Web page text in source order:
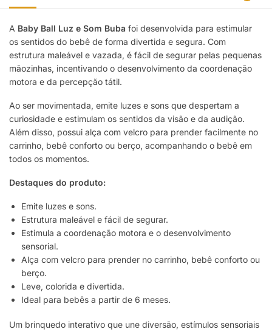
A Baby Ball Luz e Som Buba foi desenvolvida para estimular
os sentidos do bebê de forma divertida e segura. Com
estrutura maleável e vazada, é fácil de segurar pelas pequenas
mãozinhas, incentivando o desenvolvimento da coordenação
motora e da percepção tátil.
Ao ser movimentada, emite luzes e sons que despertam a
curiosidade e estimulam os sentidos da visão e da audição.
Além disso, possui alça com velcro para prender facilmente no
carrinho, bebê conforto ou berço, acompanhando o bebê em
todos os momentos.
Destaques do produto:
Emite luzes e sons.
Estrutura maleável e fácil de segurar.
Estimula a coordenação motora e o desenvolvimento
sensorial.
Alça com velcro para prender no carrinho, bebê conforto ou
berço.
Leve, colorida e divertida.
Ideal para bebês a partir de 6 meses.
Um brinquedo interativo que une diversão, estímulos sensoriais